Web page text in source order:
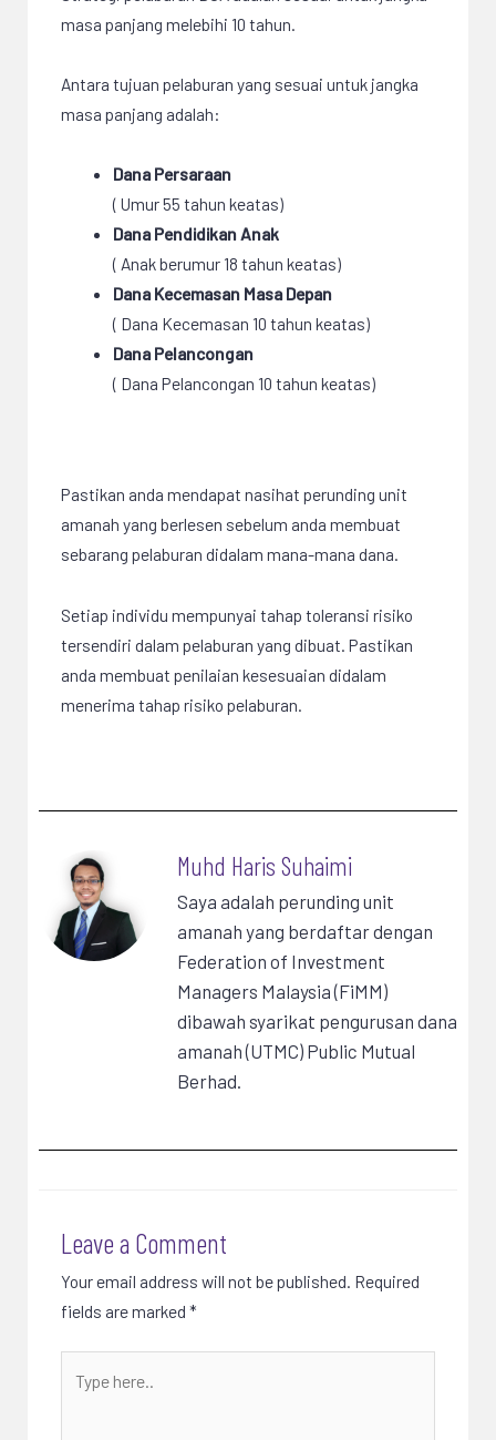
masa panjang melebihi 10 tahun.
Antara tujuan pelaburan yang sesuai untuk jangka
masa panjang adalah:
Dana Persaraan
( Umur 55 tahun keatas)
Dana Pendidikan Anak
( Anak berumur 18 tahun keatas)
Dana Kecemasan Masa Depan
( Dana Kecemasan 10 tahun keatas)
Dana Pelancongan
( Dana Pelancongan 10 tahun keatas)
Pastikan anda mendapat nasihat perunding unit
amanah yang berlesen sebelum anda membuat
sebarang pelaburan didalam mana-mana dana.
Setiap individu mempunyai tahap toleransi risiko
tersendiri dalam pelaburan yang dibuat. Pastikan
anda membuat penilaian kesesuaian didalam
menerima tahap risiko pelaburan.
Muhd Haris Suhaimi
Saya adalah perunding unit
amanah yang berdaftar dengan
Federation of Investment
Managers Malaysia (FiMM)
dibawah syarikat pengurusan dana
amanah (UTMC) Public Mutual
Berhad.
Leave a Comment
Your email address will not be published. Required
fields are marked *
here..